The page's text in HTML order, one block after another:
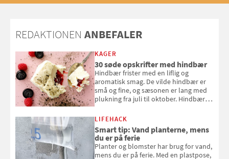
REDAKTIONEN ANBEFALER
KAGER
30 søde opskrifter med hindbær
Hindbær frister med en liflig og
aromatisk smag. De vilde hindbær er
små og fine, og sæsonen er lang med
plukning fra juli til oktober. Hindbær
kan bruge dine hindbær i alt fra
bagværk og salater til is og syltning.
LIFEHACK
Smart tip: Vand planterne, mens
du er på ferie
Planter og blomster har brug for vand,
mens du er på ferie. Med en plastpose,